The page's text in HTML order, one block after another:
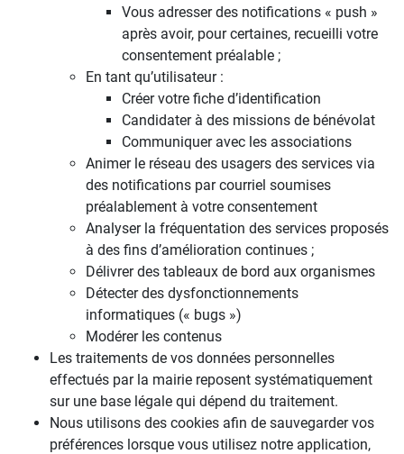
Vous adresser des notifications « push »
après avoir, pour certaines, recueilli votre
consentement préalable ;
En tant qu’utilisateur :
Créer votre fiche d’identification
Candidater à des missions de bénévolat
Communiquer avec les associations
Animer le réseau des usagers des services via
des notifications par courriel soumises
préalablement à votre consentement
Analyser la fréquentation des services proposés
à des fins d’amélioration continues ;
Délivrer des tableaux de bord aux organismes
Détecter des dysfonctionnements
informatiques (« bugs »)
Modérer les contenus
Les traitements de vos données personnelles
effectués par la mairie reposent systématiquement
sur une base légale qui dépend du traitement.
Nous utilisons des cookies afin de sauvegarder vos
préférences lorsque vous utilisez notre application,